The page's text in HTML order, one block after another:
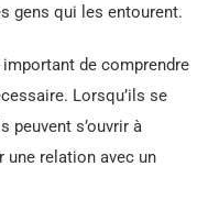
gens qui les entourent.
de comprendre
Lorsqu’ils se
peuvent s’ouvrir à
une relation avec un